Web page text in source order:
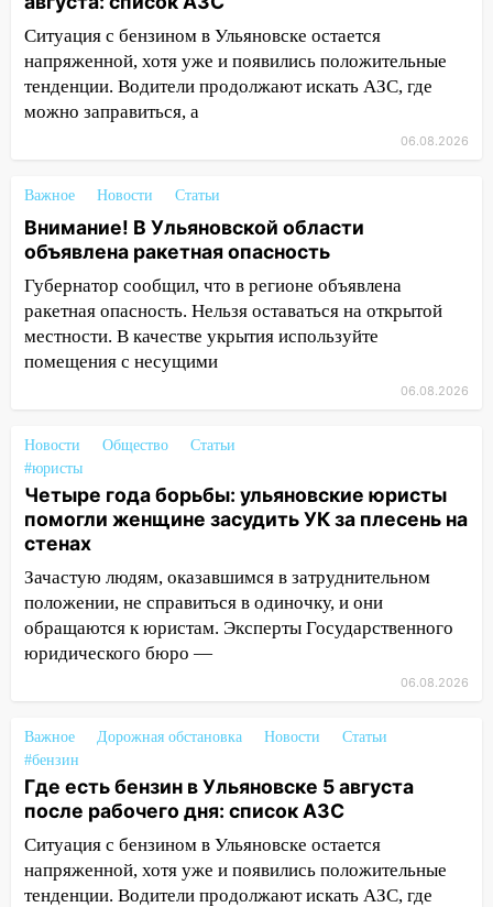
14:26
В Ульяновске ограничат движение
по улице Ефремова
14:23 67% ульяновцев готовы
передумать увольняться, если им
более 4,6 миллиона рублей: перед
судом предстанет банда
автоподставщиков
13:36 В Инзе произошел крупный пожар
13:00
В суде защитили репутацию
мужчины, которого необоснованно
обвиняли в жестоком обращении с
12:28
Миллион на «льготниках»: в
Ульяновской области перевозчик
провернул хитрую схему с чужими
проездными
12:10
120 тысяч долга
11:49
Снят режим «Ракетная
опасность» на территории Ульяновской
области
2027 года импорт, выпуск и обращение
бензина Евро 2, Евро 3, Евро 4
11:12 Соцсети: на Рябикова автомобиль
врезался в забор
10:27 Где есть бензин в Ульяновске
днем 6 августа: список АЗС
Ситуация с бензином в Ульяновске остается
напряженной, хотя уже и появились положительные
тенденции. Водители продолжают искать АЗС, где
можно заправиться, а
06.08.2026
Важное Новости Статьи
Внимание! В Ульяновской области
объявлена ракетная опасность
Губернатор сообщил, что в регионе объявлена
ракетная опасность. Нельзя оставаться на открытой
местности. В качестве укрытия используйте
помещения с несущими
06.08.2026
Новости Общество
Статьи
#юристы
Четыре года борьбы: ульяновские юристы
помогли женщине засудить УК за плесень на
стенах
Зачастую людям, оказавшимся в затруднительном
положении, не справиться в одиночку, и они
обращаются к юристам. Эксперты Государственного
юридического бюро —
06.08.2026
Важное Дорожная обстановка Новости
Статьи
#бензин
Где есть бензин в Ульяновске 5 августа
после рабочего дня: список АЗС
Ситуация с бензином в Ульяновске остается
напряженной, хотя уже и появились положительные
тенденции. Водители продолжают искать АЗС, где